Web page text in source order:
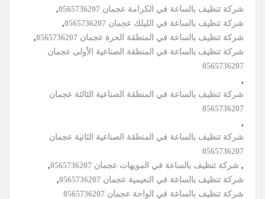
شركة تنظيف بالساعة في الكرامة عجمان 0565736207
,
شركة تنظيف بالساعة في الليلك عجمان 0565736207
,
شركة تنظيف بالساعة في المنطقة الحرة عجمان 0565736207
,
شركة تنظيف بالساعة في المنطقة الصناعية الأولى عجمان
0565736207
,
شركة تنظيف بالساعة في المنطقة الصناعية الثالثة عجمان
0565736207
,
شركة تنظيف بالساعة في المنطقة الصناعية الثانية عجمان
0565736207
, شركة تنظيف بالساعة في المويهات عجمان 0565736207
,
شركة تنظيف بالساعة في النعيمية عجمان 0565736207
,
شركة تنظيف بالساعة في الواحة عجمان 0565736207